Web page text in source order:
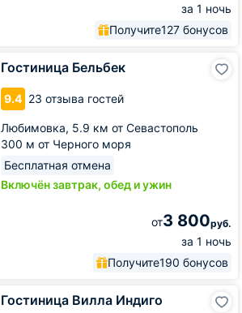
за 1 ночь
Получите127 бонусов
Гостиница Бельбек
9.4 23 отзыва гостей
Любимовка, 5.9 км от Севастополь
300 м от Черного моря
Бесплатная отмена
Включён завтрак, обед и ужин
от3 800руб.
за 1 ночь
Получите190 бонусов
Гостиница Вилла Индиго